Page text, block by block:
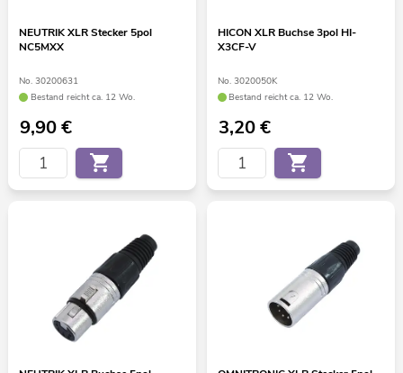
NEUTRIK XLR Stecker 5pol
NC5MXX
No. 30200631
Bestand reicht ca. 12 Wo.
9,90€
HICON XLR Buchse 3pol HI-
X3CF-V
No. 3020050K
Bestand reicht ca. 12 Wo.
3,20€